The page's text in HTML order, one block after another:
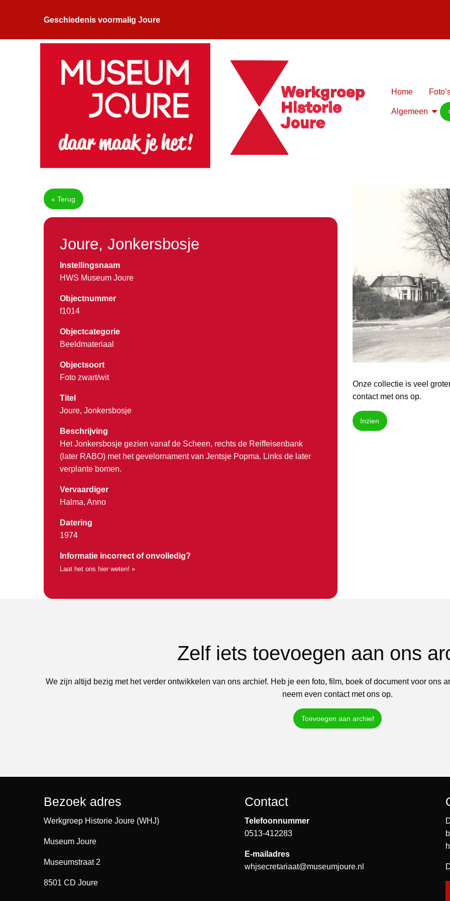
Geschiedenis voormalig Joure
Home
Algemeen
« Terug
Joure, Jonkersbosje
Instellingsnaam
HWS Museum Joure
Objectnummer
f1014
Objectcategorie
Beeldmateriaal
Objectsoort
Foto zwart/wit
Titel
Joure, Jonkersbosje
Beschrijving
Het Jonkersbosje gezien vanaf de Scheen, rechts de Reiffeisenbank
(later RABO) met het gevelornament van Jentsje Popma. Links de later
verplante bomen.
Vervaardiger
Halma, Anno
Datering
1974
Informatie incorrect of onvolledig?
Laat het ons hier weten! »
Onze collectie is veel
contact met ons op.
Inzien
Zelf iets toevoegen aan ons
We zijn altijd bezig met het verder ontwikkelen van ons archief. Heb je een foto, film, boek of document voor ons
neem even contact met ons op.
Toevoegen aan archief
Bezoek adres
Werkgroep Historie Joure (WHJ)
Museum Joure
Museumstraat 2
8501 CD Joure
Contact
Telefoonnummer
0513-412283
E-mailadres
whjsecretariaat@museumjoure.nl